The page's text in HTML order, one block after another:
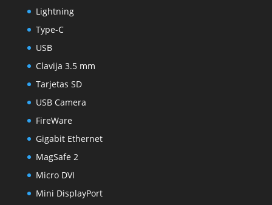
Lightning
Type-C
USB
Clavija 3.5 mm
Tarjetas SD
USB Camera
FireWare
Gigabit Ethernet
MagSafe 2
Micro DVI
Mini DisplayPort